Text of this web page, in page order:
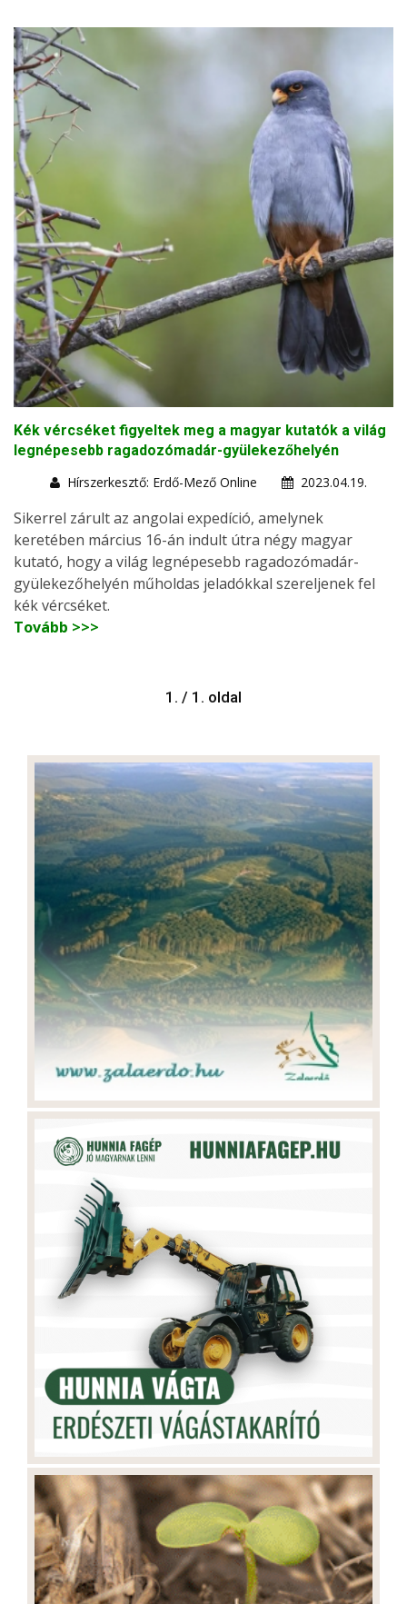
Kék vércséket figyeltek meg a magyar kutatók a világ
legnépesebb ragadozómadár-gyülekezőhelyén
Hírszerkesztő: Erdő-Mező Online
2023.04.19.
Sikerrel zárult az angolai expedíció, amelynek
keretében március 16-án indult útra négy magyar
kutató, hogy a világ legnépesebb ragadozómadár-
gyülekezőhelyén műholdas jeladókkal szereljenek fel
kék vércséket.
Tovább >>>
1. / 1. oldal